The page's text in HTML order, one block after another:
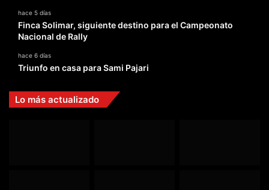
hace 5 días
Finca Solimar, siguiente destino para el Campeonato
Nacional de Rally
hace 6 días
Triunfo en casa para Sami Pajari
Lo más actualizado